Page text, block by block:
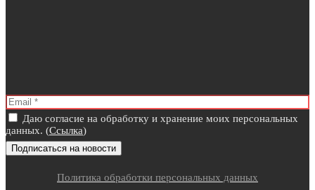
Даю согласие на обработку и хранение моих персональных
данных. (Ссылка)
Политика обработки персональных данных